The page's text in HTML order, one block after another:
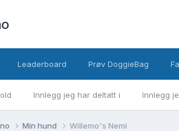
Innlegg jeg har deltatt i Innlegg
Leaderboard Prøv DoggieBag
Min hund Willemo's Nemi